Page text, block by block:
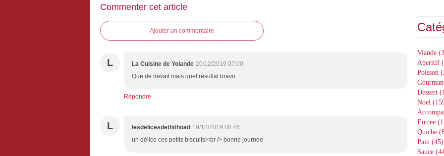
Commenter cet article
Ajouter un commentaire
L La Cuisine de Yolande 20/12/2019 07:00
Que de travail mais quel résultat bravo
Répondre
L lesdelicesdethithoad 19/12/2019 08:46
un délice ces petits biscuits!<br /> bonne journée
Viande
Aperitif
Poisson
Dessert
Noel
Entree
Quiche
Pain (45)
Sauce